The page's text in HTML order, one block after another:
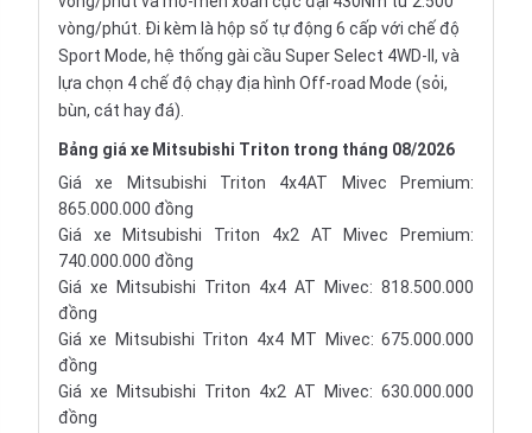
vòng/phút. Đi kèm là hộp số tự động 6 cấp với chế độ
Sport Mode, hệ thống gài cầu Super Select 4WD-II, và
lựa chọn 4 chế độ chạy địa hình Off-road Mode (sỏi,
bùn, cát hay đá).
Bảng giá xe Mitsubishi Triton trong tháng 08/2026
Giá xe Mitsubishi Triton 4x4AT Mivec Premium:
865.000.000 đồng
Giá xe Mitsubishi Triton 4x2 AT Mivec Premium:
740.000.000 đồng
Giá xe Mitsubishi Triton 4x4 AT Mivec: 818.500.000
đồng
Giá xe Mitsubishi Triton 4x4 MT Mivec: 675.000.000
đồng
Giá xe Mitsubishi Triton 4x2 AT Mivec: 630.000.000
đồng